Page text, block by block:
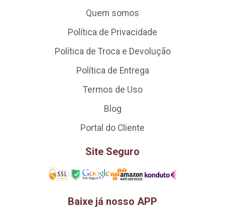
Quem somos
Política de Privacidade
Política de Troca e Devolução
Política de Entrega
Termos de Uso
Blog
Portal do Cliente
Site Seguro
Baixe já nosso APP